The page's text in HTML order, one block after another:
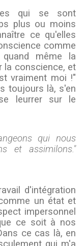
qui se sont
plus ou moins
ce qu'elles
comme
même la
la conscience, et
vraiment moi !"
toujours là, s'en
leurrer sur le
qui nous
et assimilons."
d'intégration
un état et
impersonnel
ce soit à nos
ce cas là, en